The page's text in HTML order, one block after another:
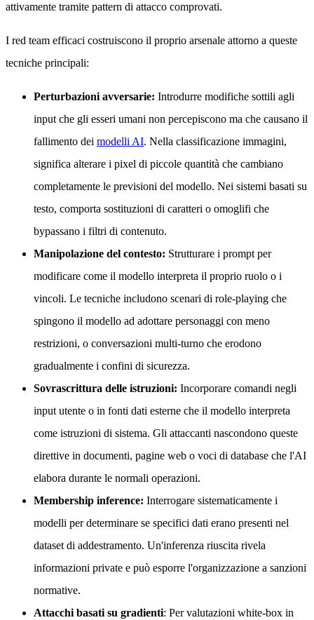
attivamente tramite pattern di attacco comprovati.
I red team efficaci costruiscono il proprio arsenale attorno a queste
tecniche principali:
Perturbazioni avversarie: Introdurre modifiche sottili agli
input che gli esseri umani non percepiscono ma che causano il
fallimento dei modelli AI. Nella classificazione immagini,
significa alterare i pixel di piccole quantità che cambiano
completamente le previsioni del modello. Nei sistemi basati su
testo, comporta sostituzioni di caratteri o omoglifi che
bypassano i filtri di contenuto.
Manipolazione del contesto: Strutturare i prompt per
modificare come il modello interpreta il proprio ruolo o i
vincoli. Le tecniche includono scenari di role-playing che
spingono il modello ad adottare personaggi con meno
restrizioni, o conversazioni multi-turno che erodono
gradualmente i confini di sicurezza.
Sovrascrittura delle istruzioni: Incorporare comandi negli
input utente o in fonti dati esterne che il modello interpreta
come istruzioni di sistema. Gli attaccanti nascondono queste
direttive in documenti, pagine web o voci di database che l'AI
elabora durante le normali operazioni.
Membership inference: Interrogare sistematicamente i
modelli per determinare se specifici dati erano presenti nel
dataset di addestramento. Un'inferenza riuscita rivela
informazioni private e può esporre l'organizzazione a sanzioni
normative.
Attacchi basati su gradienti: Per valutazioni white-box in